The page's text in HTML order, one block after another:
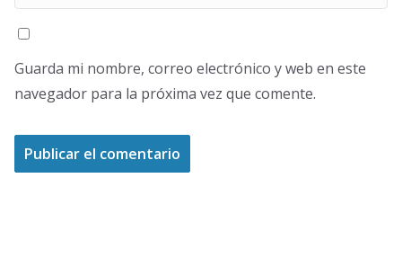
Guarda mi nombre, correo electrónico y web en este
navegador para la próxima vez que comente.